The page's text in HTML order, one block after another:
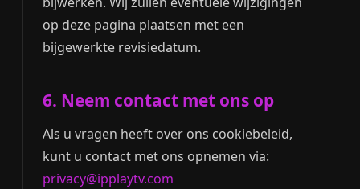
op deze pagina plaatsen met een
bijgewerkte revisiedatum.
6. Neem contact met ons op
Als u vragen heeft over ons cookiebeleid,
kunt u contact met ons opnemen via:
privacy@ipplaytv.com